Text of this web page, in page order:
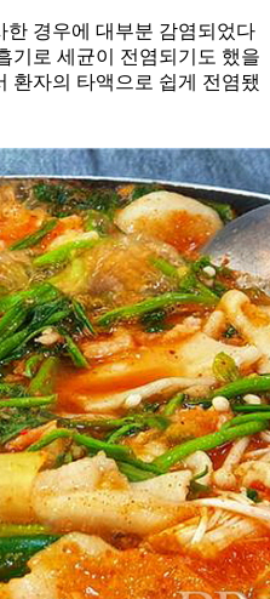
한 경우에 대부분 감염되었다
기로 세균이 전염되기도 했을
환자의 타액으로 쉽게 전염됐